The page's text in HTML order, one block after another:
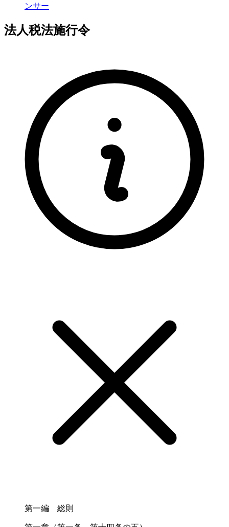
ンサー
法人税法施行令
第一編 総則